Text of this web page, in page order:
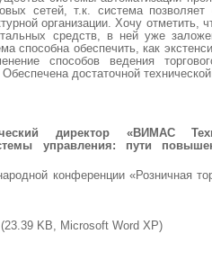
сетей, т.к. сиcтема позволяет
организации. Хочу отметить,
средств, в ней уже
способна обеспечить, как
способов ведения
достаточной
директор «ВИМАС
управления: пути
конференции «Розничная
(23.39 KB, Microsoft Word XP)